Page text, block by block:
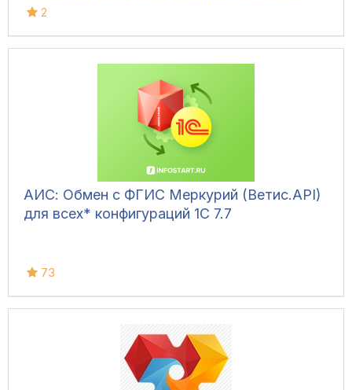
квартала 18% и 20% НДС
2
АИС: Обмен с ФГИС Меркурий (Ветис.API)
для всех* конфигураций 1С 7.7
73